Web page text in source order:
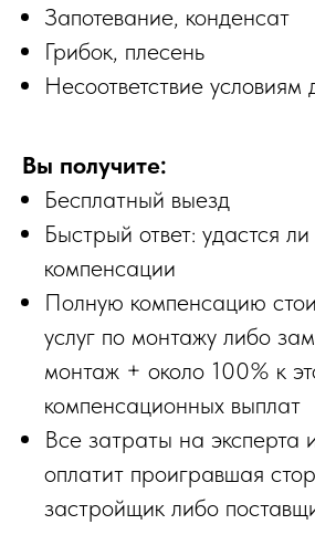
Запотевание, конденсат
Грибок, плесень
Несоответствие условиям
Вы получите:
Бесплатный выезд
Быстрый ответ: удастся
компенсации
Полную компенсацию
услуг по монтажу либо
монтаж + около 100% к
компенсационных выплат
Все затраты на эксперта
оплатит проигравшая
застройщик либо